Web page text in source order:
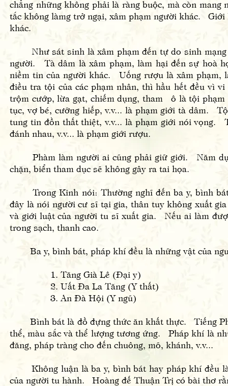
chẳng những không phải là ràng buộc, mà còn
tắc không làmg trở ngại, xâm phạm người khác.
khác.
Như sát sinh là xâm phạm đến tự do sinh mạng
người. Tà dâm là xâm phạm, làm hại đến sự hoà
niềm tin của người khác. Uống rượu là xâm phạm,
điều tra tội của các phạm nhân, thì hầu hết đều
trộm cướp, lừa gạt, chiếm dụng, tham ô là tội
tục, vợ bé, cưỡng hiếp, v.v... là phạm giới tà dâm.
tung tin đồn thất thiệt, v.v... là phạm giới nói vọng.
đánh nhau, v.v... là phạm giới rượu.
Phàm làm người ai cũng phải giữ giới. Năm
chặn, biển tham dục sẽ không gây ra tai họa.
Trong Kinh nói: Thường nghĩ đến ba y, bình bát
đây là nói người cư sĩ tại gia, thân tuy không xuất
và giới luật của người tu sĩ xuất gia. Nếu ai làm
trong sạch, thanh cao.
Ba y, bình bát, pháp khí đều là những vật của
1. Tăng Già Lê (Đại y)
2. Uất Đa La Tăng (Y thất)
3. An Đà Hội (Y ngũ)
Bình bát là đồ đựng thức ăn khất thực. Tiếng
thể, màu sắc và thể lượng tương ứng. Pháp khí là
đăng, pháp tràng cho đến chuông, mõ, khánh, v.v...
Không luận là ba y, bình bát hay pháp khí đều là
của người tu hành. Hoàng đế Thuận Trị có bài thơ